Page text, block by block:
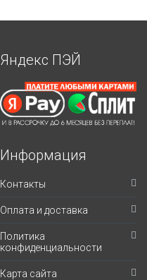
Яндекс ПЭЙ
Информация
Контакты
Оплата и доставка
Политика
конфиденциальности
Карта сайта